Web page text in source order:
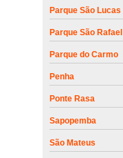
Parque São Lucas
Parque São Rafael
Parque do Carmo
Penha
Ponte Rasa
Sapopemba
São Mateus